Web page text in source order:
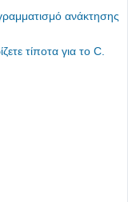
ανάκτησης
τίποτα για το C.